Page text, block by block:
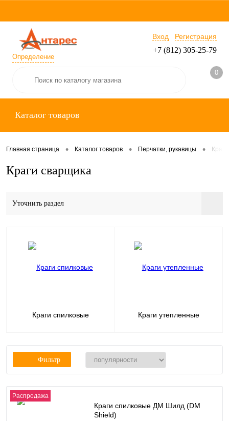
Определение
Вход Регистрация
+7 (812) 305-25-79
0
Каталог товаров
Главная страница • Каталог товаров • Перчатки, рукавицы •
Краги сварщика
Уточнить раздел
Краги спилковые Краги утепленные
Фильтр
Распродажа
Краги спилковые ДМ Шилд (DM
Shield)